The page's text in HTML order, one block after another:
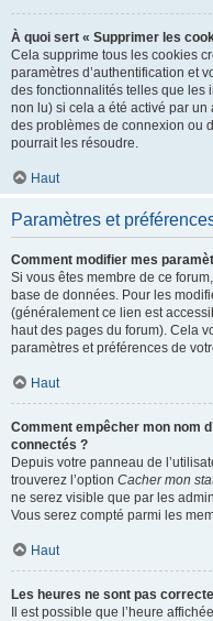
À quoi sert « Supprimer les
Cela supprime tous les cookies
paramètres d’authentification et
des fonctionnalités telles que les
non lu) si cela a été activé par
des problèmes de connexion ou
pourrait les résoudre.
Haut
Paramètres et
Comment modifier mes
Si vous êtes membre de ce
base de données. Pour les
(généralement ce lien est
haut des pages du forum). Cela
paramètres et préférences de
Haut
Comment empêcher mon nom
connectés ?
Depuis votre panneau de
trouverez l’option Cacher mon
ne serez visible que par les
Vous serez compté parmi les
Haut
Les heures ne sont pas
Il est possible que l’heure